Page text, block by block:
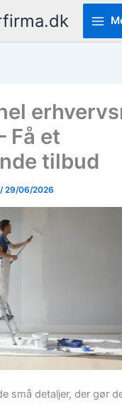
Få et
tilbud
/29/06/2026
små detaljer, der gør